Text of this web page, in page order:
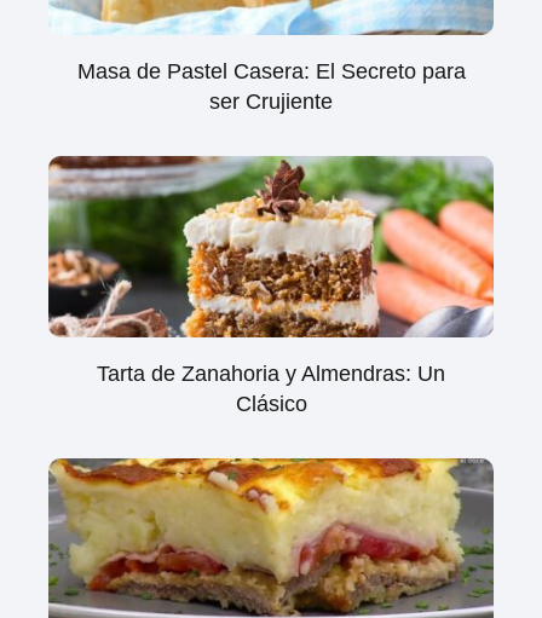
Masa de Pastel Casera: El Secreto para
ser Crujiente
Tarta de Zanahoria y Almendras: Un
Clásico